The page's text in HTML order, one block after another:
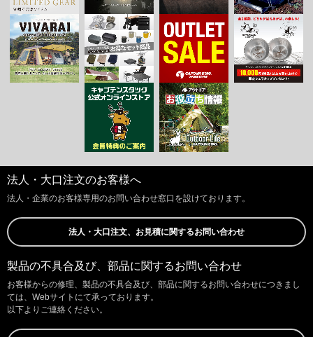
法人・大口注文のお客様へ
法人・企業のお客様専用のお問い合わせ窓口を設けております。
法人・大口注文、お見積に関するお問い合わせ
製品の不具合及び、部品に関するお問い合わせ
お客様からの修理、製品の不具合及び、部品に関するお問い合わせにつきまし
ては、Webサイトにて承っております。
以下よりご連絡ください。